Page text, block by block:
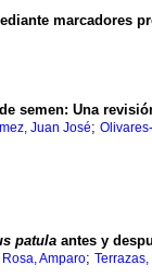
marcadores
semen: Una
Juan José;
patula antes y
Amparo; Terrazas,